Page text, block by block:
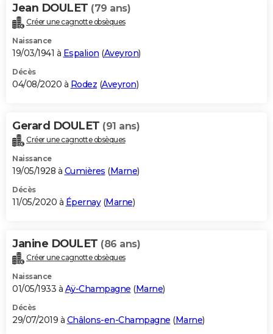
Jean DOULET (79 ans)
Créer une cagnotte obsèques
Naissance
19/03/1941 à Espalion (Aveyron)
Décès
04/08/2020 à Rodez (Aveyron)
Gerard DOULET (91 ans)
Créer une cagnotte obsèques
Naissance
19/05/1928 à Cumières (Marne)
Décès
11/05/2020 à Épernay(Marne)
Janine DOULET (86 ans)
Créer une cagnotte obsèques
Naissance
01/05/1933 à Aÿ-Champagne (Marne)
Décès
29/07/2019 à Châlons-en-Champagne (Marne)